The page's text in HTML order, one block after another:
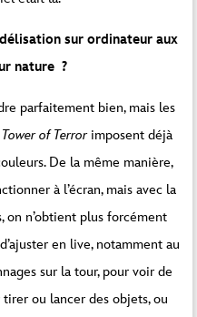
sur ordinateur aux
nature ?
parfaitement bien, mais les
of Terrorimposent déjà
De la même manière,
à l’écran, mais avec la
n’obtient plus forcément
en live, notamment au
sur la tour, pour voir de
ou lancer des objets, ou